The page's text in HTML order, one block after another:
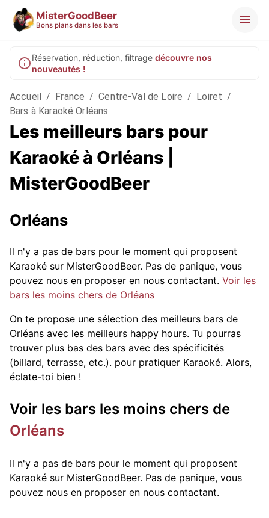
MisterGoodBeer
Bons plans dans les bars
Réservation, réduction, filtrage découvre nos
nouveautés !
Accueil / France / Centre-Val de Loire / Loiret /
Bars à Karaoké Orléans
Les meilleurs bars pour
Karaoké à Orléans |
MisterGoodBeer
Orléans
Il n'y a pas de bars pour le moment qui proposent
Karaoké sur MisterGoodBeer. Pas de panique, vous
pouvez nous en proposer en nous contactant. Voir les
bars les moins chers de Orléans
On te propose une sélection des meilleurs bars de
Orléans avec les meilleurs happy hours. Tu pourras
trouver plus bas des bars avec des spécificités
(billard, terrasse, etc.). pour pratiquer Karaoké. Alors,
éclate-toi bien !
Voir les bars les moins chers de
Orléans
Il n'y a pas de bars pour le moment qui proposent
Karaoké sur MisterGoodBeer. Pas de panique, vous
pouvez nous en proposer en nous contactant.